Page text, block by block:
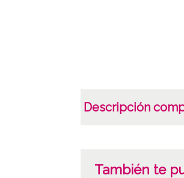
Descripción
También te